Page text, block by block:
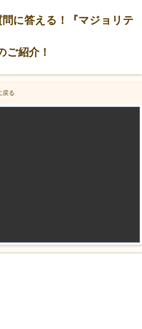
問に答える！『マジョリテ
ご紹介！
戻る